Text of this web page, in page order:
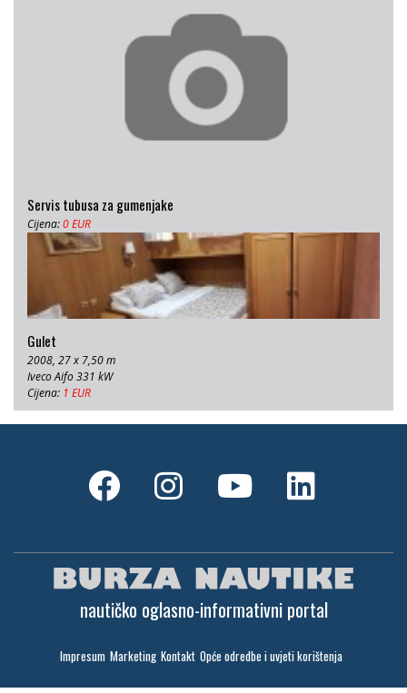
Servis tubusa za gumenjake
Cijena:0 EUR
Gulet
2008, 27 x 7,50 m
Iveco Aifo 331 kW
Cijena: 1 EUR
nautičko oglasno-informativni portal
Impresum Marketing Kontakt Opće odredbe i uvjeti korištenja